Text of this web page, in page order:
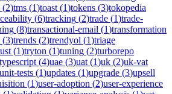
(2)tms (1)toast (1)tokens (3)tokopedia
(6)tracking (2)trade (1)trade-
(8)transactional-email (1)transformation
(3)trends (2)trendyol (1)triage
(1)tryton (1)tuning (2)turborepo
typescript (4)uae (3)uat (1)uk (2)uk-vat
unit-tests (1)updates (1)upgrade (3)upsell
(1)user-adoption (2)user-experience